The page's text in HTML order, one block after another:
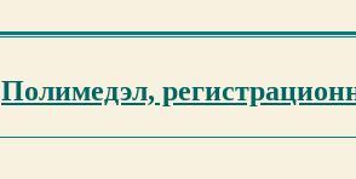
Полимедэл,